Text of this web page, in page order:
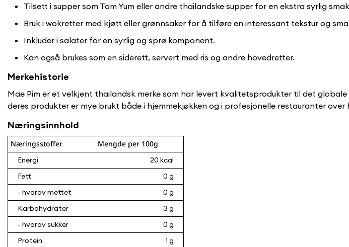
Tilsett i supper som Tom Yum eller andre thailandske supper for en ekstra syrlig
Bruk i wokretter med kjøtt eller grønnsaker for å tilføre en interessant tekstur og
Inkluder i salater for en syrlig og sprø komponent.
Kan også brukes som en siderett, servert med ris og andre hovedretter.
Merkehistorie
Mae Pim er et velkjent thailandsk merke som har levert kvalitetsprodukter til det
deres produkter er mye brukt både i hjemmekjøkken og i profesjonelle restauranter over
Næringsinnhold
Næringsstoffer Mengde per 100g
Energi
20 kcal
Fett
0 g
- hvorav mettet
0 g
Karbohydrater
3 g
- hvorav sukker
0 g
Protein
1 g